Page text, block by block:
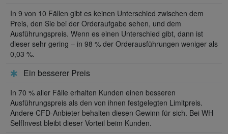
In 9 von 10 Fällen gibt es keinen Unterschied zwischen dem
Preis, den Sie bei der Orderaufgabe sehen, und dem
Ausführungspreis. Wenn es einen Unterschied gibt, dann ist
dieser sehr gering – in 98 % der Orderausführungen weniger als
0,03 %.
Ein besserer Preis
In 70 % aller Fälle erhalten Kunden einen besseren
Ausführungspreis als den von ihnen festgelegten Limitpreis.
Andere CFD-Anbieter behalten diesen Gewinn für sich. Bei WH
SelfInvest bleibt dieser Vorteil beim Kunden.